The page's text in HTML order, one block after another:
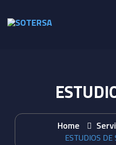
Home
ESTUDIOS DE